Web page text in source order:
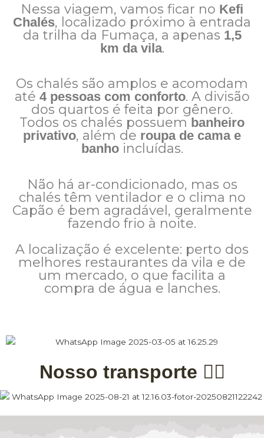
Nessa viagem, vamos ficar no Kefi
Chalés, localizado próximo à entrada
da trilha da Fumaça, a apenas 1,5
km da vila.
Os chalés são amplos e acomodam
até 4 pessoas com conforto. A divisão
dos quartos é feita por gênero.
Todos os chalés possuem banheiro
privativo, além de roupa de cama e
banhoincluídas.
Não há ar-condicionado, mas os
chalés têm ventilador e o clima no
Capão é bem agradável, geralmente
fazendo frio à noite.
A localização é excelente: perto dos
melhores restaurantes da vila e de
um mercado, o que facilita a
compra de água e lanches.
Nosso transporte 👇🏽